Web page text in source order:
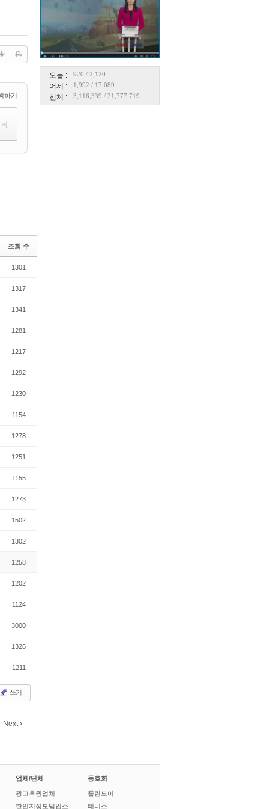
오늘 : 920 / 2,120
어제 : 1,992 / 17,089
전체 : 3,116,339 / 21,777,719
하기
조회 수
1301
1317
1341
1281
1217
1292
1230
1154
1278
1251
1155
1273
1502
1302
1258
1202
1124
3000
1326
1211
쓰기
Next
업체/단체
광고후원업체
한인지정모범업소
동호회
폴란드어
테니스